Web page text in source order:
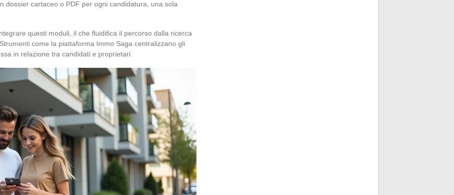
dossier cartaceo o PDF per ogni candidatura, una sola
questi moduli, il che fluidifica il percorso dalla ricerca
come la piattaforma Immo Saga centralizzano gli
in relazione tra candidati e proprietari.